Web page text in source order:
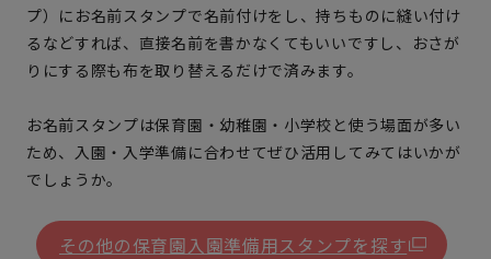
プ）にお名前スタンプで名前付けをし、持ちものに縫い付け
るなどすれば、直接名前を書かなくてもいいですし、おさが
りにする際も布を取り替えるだけで済みます。
お名前スタンプは保育園・幼稚園・小学校と使う場面が多い
ため、入園・入学準備に合わせてぜひ活用してみてはいかが
でしょうか。
その他の保育園入園準備用スタンプを探す